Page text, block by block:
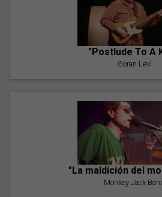
"Postlude To A
Goran Levi
"La maldición del
Monkey Jack